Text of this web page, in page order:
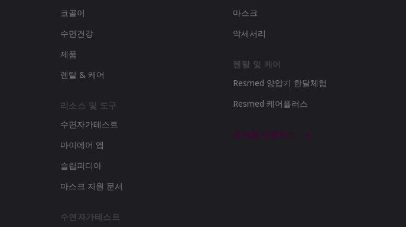
코골이
수면건강
제품
렌탈 & 케어
리소스 및 도구
수면자가테스트
마이에어 앱
슬립피디아
마스크 지원 문서
수면자가테스트
마스크
악세서리
렌탈 및 케어
Resmed 양압기 한달체험
Resmed 케어플러스
공식몰 바로가기